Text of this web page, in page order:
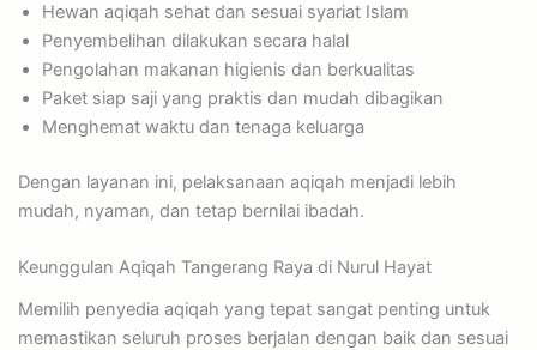
Hewan aqiqah sehat dan sesuai syariat Islam
Penyembelihan dilakukan secara halal
Pengolahan makanan higienis dan berkualitas
Paket siap saji yang praktis dan mudah dibagikan
Menghemat waktu dan tenaga keluarga
Dengan layanan ini, pelaksanaan aqiqah menjadi lebih
mudah, nyaman, dan tetap bernilai ibadah.
Keunggulan Aqiqah Tangerang Raya di Nurul Hayat
Memilih penyedia aqiqah yang tepat sangat penting untuk
memastikan seluruh proses berjalan dengan baik dan sesuai